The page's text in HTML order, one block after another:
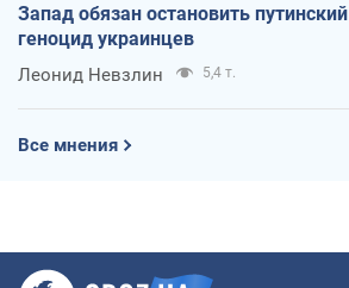
Запад обязан остановить путинский
геноцид украинцев
Леонид Невзлин 5,4 т.
Все мнения